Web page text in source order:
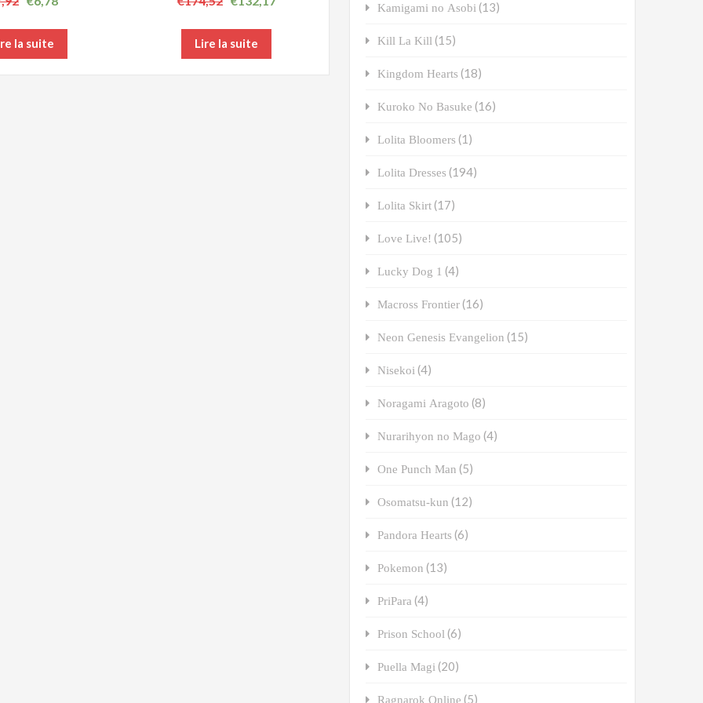
la suite Lire la suite
Kamigami no Asobi (13)
Kill La Kill (15)
Kingdom Hearts (18)
Kuroko No Basuke (16)
Lolita Bloomers (1)
Lolita Dresses (194)
Lolita Skirt (17)
Love Live! (105)
Lucky Dog 1 (4)
Macross Frontier (16)
Neon Genesis Evangelion (15)
Nisekoi (4)
Noragami Aragoto (8)
Nurarihyon no Mago (4)
One Punch Man (5)
Osomatsu-kun (12)
Pandora Hearts (6)
Pokemon (13)
PriPara (4)
Prison School (6)
Puella Magi (20)
Ragnarok Online (5)